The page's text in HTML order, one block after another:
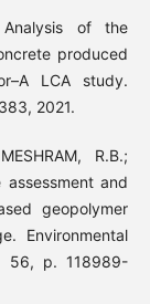
Analysis of the
produced
LCA study.
2021.
R.B.;
assessment and
geopolymer
Environmental
56, p. 118989-